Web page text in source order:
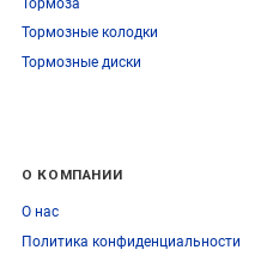
Тормозные колодки
Тормозные диски
О КОМПАНИИ
О нас
Политика конфиденциальности